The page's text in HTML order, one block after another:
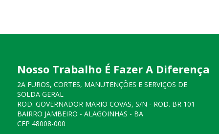
Nosso Trabalho É Fazer A Diferença
2A FUROS, CORTES, MANUTENÇÕES E SERVIÇOS DE
SOLDA GERAL
ROD. GOVERNADOR MARIO COVAS, S/N - ROD. BR 101
BAIRRO JAMBEIRO - ALAGOINHAS - BA
CEP 48008-000